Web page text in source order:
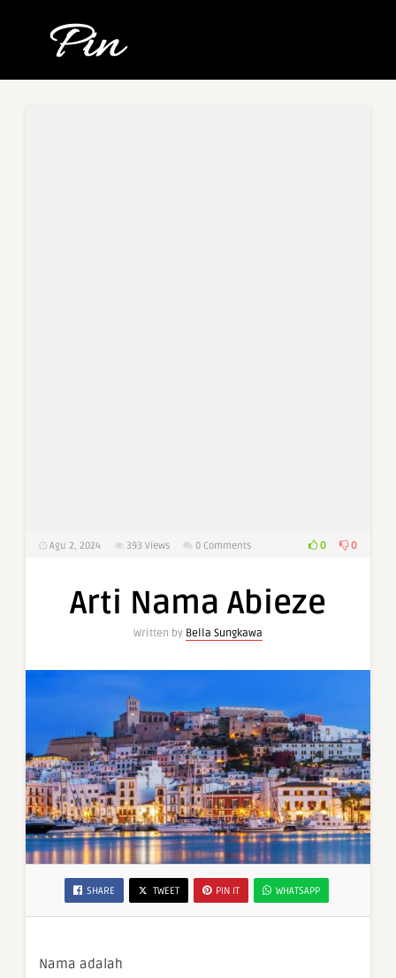
Agu 2, 2024 393 Views 0 Comments 0 0
Arti Nama Abieze
Written by Bella Sungkawa
SHARE TWEET PIN IT WHATSAPP
Nama adalah